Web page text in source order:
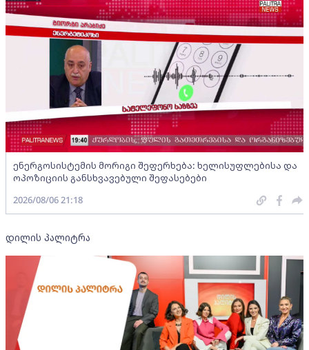
ენერგოსისტემის მორიგი შეფერხება: ხელისუფლებისა და
ოპოზიციის განსხვავებული შეფასებები
2026/08/06 21:18
დილის პალიტრა